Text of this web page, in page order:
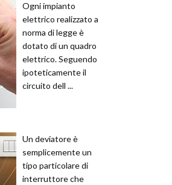
Ogni impianto
elettrico realizzato a
norma di legge è
dotato di un quadro
elettrico. Seguendo
ipoteticamente il
circuito dell ...
Un deviatore è
semplicemente un
tipo particolare di
interruttore che